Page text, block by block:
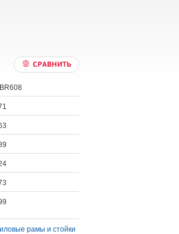
СРАВНИТЬ
рамы и стойки